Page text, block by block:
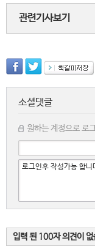
관련기사보기
소셜댓글
원하는 계정으로 로
입력 된 100자 의견이